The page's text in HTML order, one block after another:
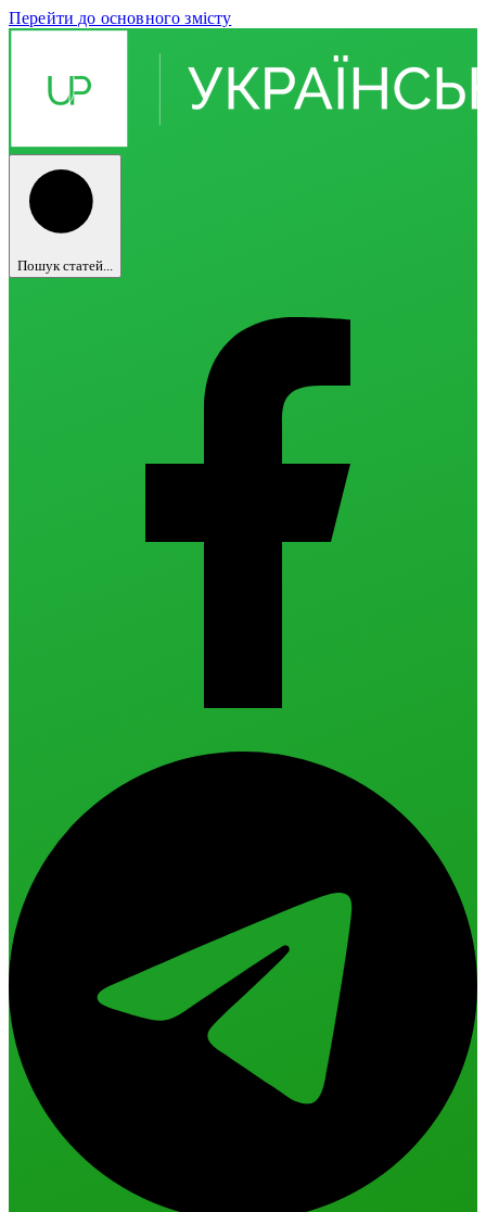
Перейти до основного змісту
Пошук статей...